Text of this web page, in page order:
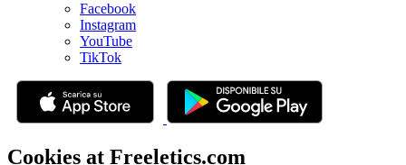
Facebook
Instagram
YouTube
TikTok
Cookies at Freeletics.com